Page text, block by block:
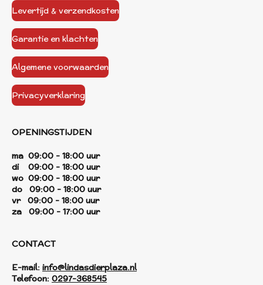
Levertijd & verzendkosten
Garantie en klachten
Algemene voorwaarden
Privacyverklaring
OPENINGSTIJDEN
ma 09:00 - 18:00 uur
di 09:00 - 18:00 uur
wo 09:00 - 18:00 uur
do 09:00 - 18:00 uur
vr 09:00 - 18:00 uur
za 09:00 - 17:00 uur
CONTACT
E-mail: info@lindasdierplaza.nl
Telefoon: 0297-368545